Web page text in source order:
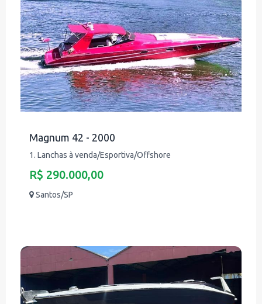
Magnum 42 - 2000
1. Lanchas à venda/Esportiva/Offshore
R$ 290.000,00
Santos/SP